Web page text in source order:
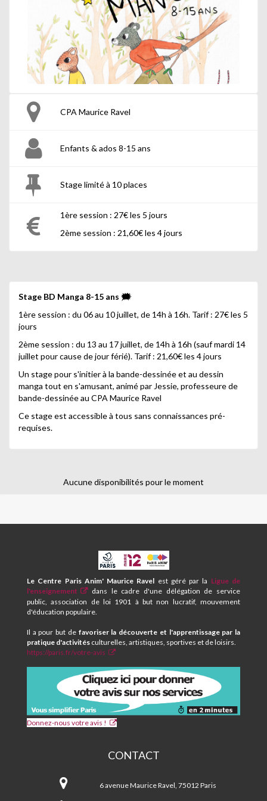
CPA Maurice Ravel
Enfants & ados 8-15 ans
Stage limité à 10 places
1ère session : 27€ les 5 jours
2ème session : 21,60€ les 4 jours
Stage BD Manga 8-15 ans 🗯
1ère session : du 06 au 10 juillet, de 14h à 16h. Tarif : 27€ les 5
jours
2ème session : du 13 au 17 juillet, de 14h à 16h (sauf mardi 14
juillet pour cause de jour férié). Tarif : 21,60€ les 4 jours
Un stage pour s'initier à la bande-dessinée et au dessin
manga tout en s'amusant, animé par Jessie, professeure de
bande-dessinée au CPA Maurice Ravel
Ce stage est accessible à tous sans connaissances pré-
requises.
Aucune disponibilités pour le moment
CPA
ET
CENTRE
SOCIAL
MAURICE
Le Centre Paris Anim' Maurice Ravel est géré par la Ligue de
l'enseignement
dans le cadre d'une délégation de service
public, association de loi 1901 à but non lucratif, mouvement
d'éducation populaire.
Il a pour but de favoriser la découverte et l'apprentissage par la
pratique d'activités culturelles, artistiques, sportives et de loisirs.
https://paris.fr/votre-avis
Donnez-nous votre avis !
CONTACT
Centre
6 avenue Maurice Ravel, 75012 Paris